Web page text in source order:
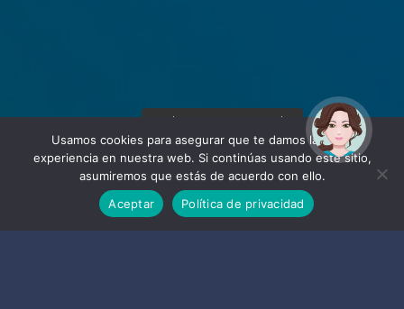
Usamos cookies para asegurar que te damos la mejor
experiencia en nuestra web. Si continúas usando este sitio,
asumiremos que estás de acuerdo con ello.
Aceptar
Política de privacidad
¡Hola! Soy Noy. ¿Puedo
ayudarte?